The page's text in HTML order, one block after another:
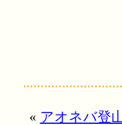
« アオネバ登